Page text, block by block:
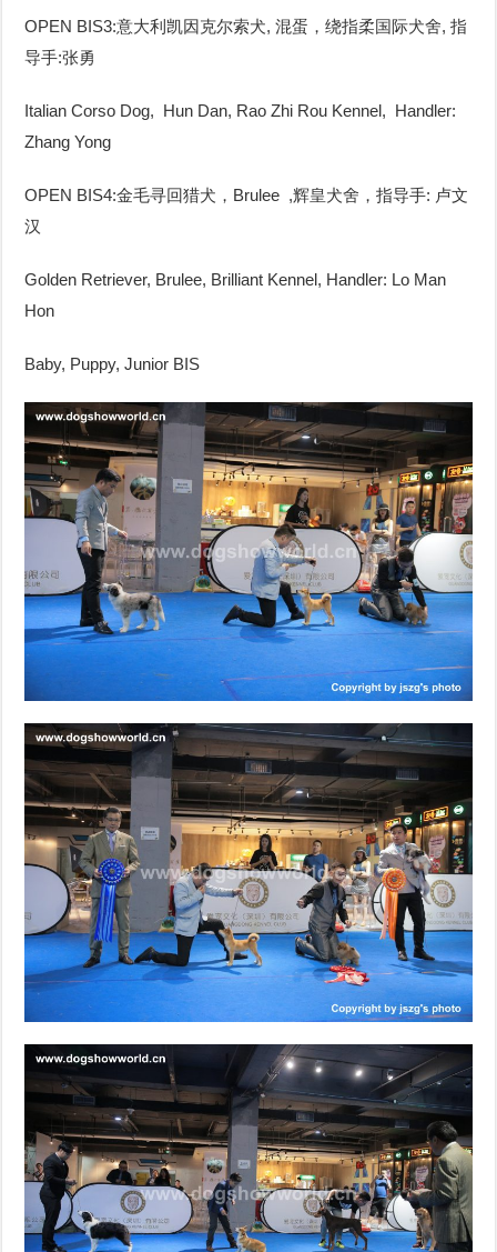
OPEN BIS3:意大利凯因克尔索犬, 混蛋，绕指柔国际犬舍, 指
导手:张勇
Italian Corso Dog, Hun Dan, Rao Zhi Rou Kennel, Handler:
Zhang Yong
OPEN BIS4:金毛寻回猎犬，Brulee ,辉皇犬舍，指导手: 卢文
汉
Golden Retriever, Brulee, Brilliant Kennel, Handler: Lo Man
Hon
Baby, Puppy, Junior BIS